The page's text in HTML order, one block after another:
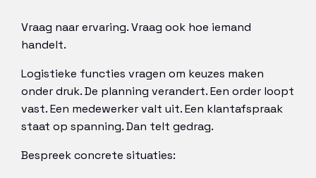
Vraag naar ervaring. Vraag ook hoe iemand
handelt.
Logistieke functies vragen om keuzes maken
onder druk. De planning verandert. Een order loopt
vast. Een medewerker valt uit. Een klantafspraak
staat op spanning. Dan telt gedrag.
Bespreek concrete situaties: